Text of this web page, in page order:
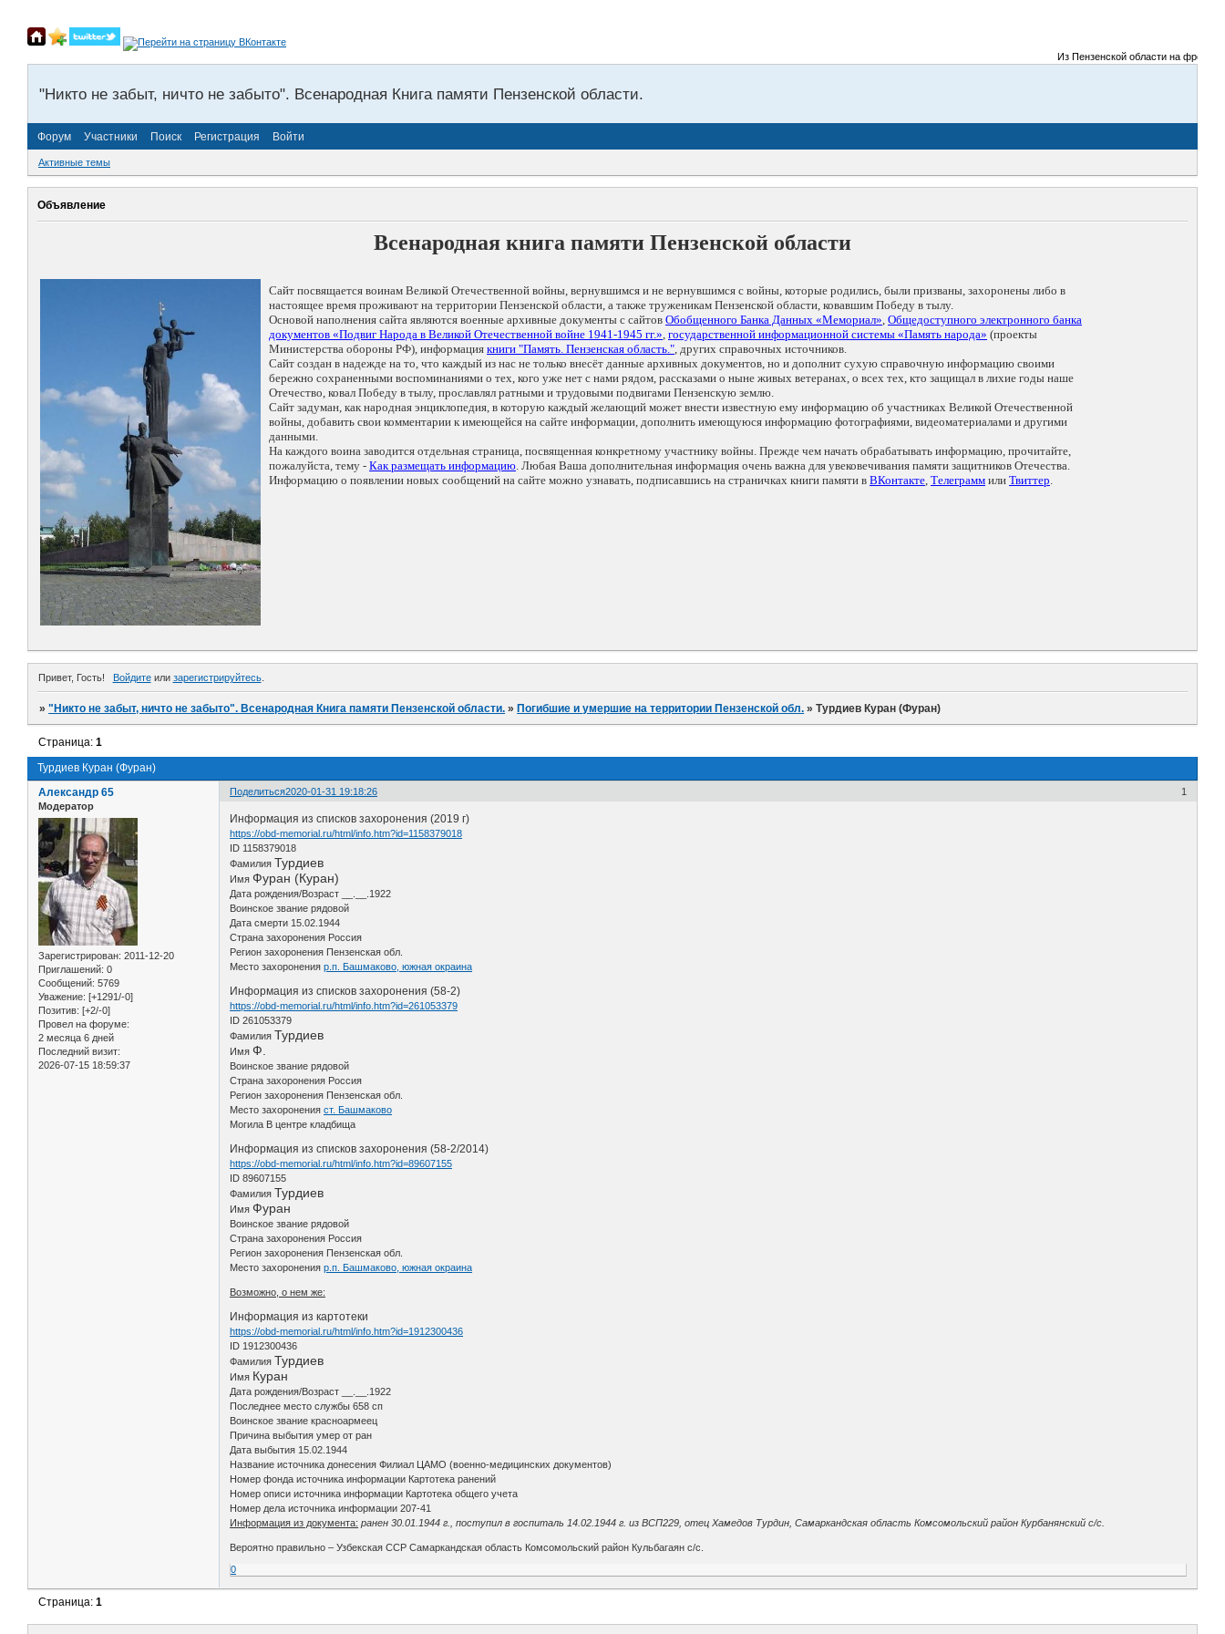
Из Пензенской области на фронты
"Никто не забыт, ничто не забыто". Всенародная Книга памяти Пензенской области.
Форум Участники Поиск Регистрация Войти
Активные темы
Объявление
Всенародная книга памяти Пензенской области
Сайт посвящается воинам Великой Отечественной войны, вернувшимся и не вернувшимся с войны, которые родились, были призваны, захоронены либо в
настоящее время проживают на территории Пензенской области, а также труженикам Пензенской области, ковавшим Победу в тылу.
Основой наполнения сайта являются военные архивные документы с сайтов Обобщенного Банка Данных «Мемориал», Общедоступного электронного банка
документов «Подвиг Народа в Великой Отечественной войне 1941-1945 гг.», государственной информационной системы «Память народа» (проекты
Министерства обороны РФ), информация книги "Память. Пензенская область.", других справочных источников.
Сайт создан в надежде на то, что каждый из нас не только внесёт данные архивных документов, но и дополнит сухую справочную информацию своими
бережно сохраненными воспоминаниями о тех, кого уже нет с нами рядом, рассказами о ныне живых ветеранах, о всех тех, кто защищал в лихие годы наше
Отечество, ковал Победу в тылу, прославлял ратными и трудовыми подвигами Пензенскую землю.
Сайт задуман, как народная энциклопедия, в которую каждый желающий может внести известную ему информацию об участниках Великой Отечественной
войны, добавить свои комментарии к имеющейся на сайте информации, дополнить имеющуюся информацию фотографиями, видеоматериалами и другими
данными.
На каждого воина заводится отдельная страница, посвященная конкретному участнику войны. Прежде чем начать обрабатывать информацию, прочитайте,
пожалуйста, тему - Как размещать информацию. Любая Ваша дополнительная информация очень важна для увековечивания памяти защитников Отечества.
Информацию о появлении новых сообщений на сайте можно узнавать, подписавшись на страничках книги памяти в ВКонтакте, Телеграмм или Твиттер.
Привет, Гость! Войдитеили зарегистрируйтесь.
»"Никто не забыт, ничто не забыто". Всенародная Книга памяти Пензенской области. » Погибшие и умершие на территории Пензенской обл. »Турдиев Куран (Фуран)
Турдиев Куран (Фуран)
Страница:1
Поделиться 1
2020-01-31 19:18:26
Александр 65
Модератор
Зарегистрирован: 2011-12-20
Приглашений: 0
Сообщений: 5769
Уважение: [+1291/-0]
Позитив: [+2/-0]
Провел на форуме:
2 месяца 6 дней
Последний визит:
2026-07-15 18:59:37
Информация из списков захоронения (2019 г)
https://obd-memorial.ru/html/info.htm?id=1158379018
ID 1158379018
Фамилия Турдиев
ИмяФуран (Куран)
Дата рождения/Возраст __.__.1922
Воинское звание рядовой
Дата смерти 15.02.1944
Страна захоронения Россия
Регион захоронения Пензенская обл.
Место захороненияр.п. Башмаково, южная окраина
Информация из списков захоронения (58-2)
https://obd-memorial.ru/html/info.htm?id=261053379
ID 261053379
Фамилия Турдиев
ИмяФ.
Воинское звание рядовой
Страна захоронения Россия
Регион захоронения Пензенская обл.
Место захороненияст. Башмаково
Могила В центре кладбища
Информация из списков захоронения (58-2/2014)
https://obd-memorial.ru/html/info.htm?id=89607155
ID 89607155
Фамилия Турдиев
ИмяФуран
Воинское звание рядовой
Страна захоронения Россия
Регион захоронения Пензенская обл.
Место захороненияр.п. Башмаково, южная окраина
Возможно, о нем же:
Информация из картотеки
https://obd-memorial.ru/html/info.htm?id=1912300436
ID 1912300436
Фамилия Турдиев
Имя Куран
Дата рождения/Возраст __.__.1922
Последнее место службы 658 сп
Воинское звание красноармеец
Причина выбытия умер от ран
Дата выбытия 15.02.1944
Название источника донесения Филиал ЦАМО (военно-медицинских документов)
Номер фонда источника информации Картотека ранений
Номер описи источника информации Картотека общего учета
Номер дела источника информации 207-41
Информация из документа: ранен 30.01.1944 г., поступил в госпиталь 14.02.1944 г. из ВСП229, отец Хамедов Турдин, Самаркандская область Комсомольский район Курбанянский с/с.
Вероятно правильно – Узбекская ССР Самаркандская область Комсомольский район Кульбагаян с/с.
0
Страница:1